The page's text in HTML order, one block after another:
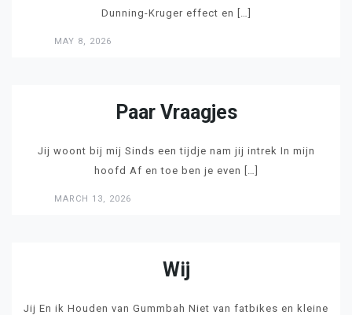
Dunning-Kruger effect en […]
MAY 8, 2026
Paar Vraagjes
Jij woont bij mij Sinds een tijdje nam jij intrek In mijn
hoofd Af en toe ben je even […]
MARCH 13, 2026
Wij
Jij En ik Houden van Gummbah Niet van fatbikes en kleine